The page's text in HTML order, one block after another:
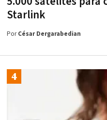
Starlink
PorCésar Dergarabedian